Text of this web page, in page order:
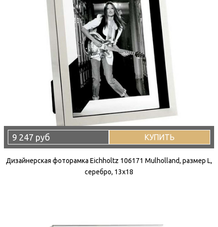
9 247 руб КУПИТЬ
Дизайнерская фоторамка Eichholtz 106171 Mulholland, размер L,
серебро, 13x18